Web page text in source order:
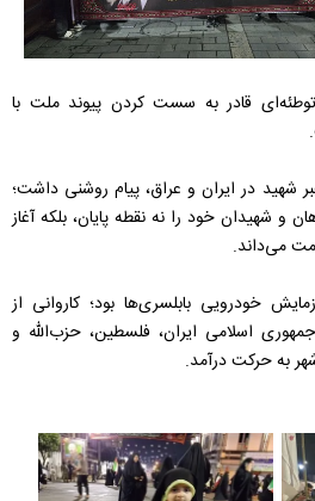
قادر به سست کردن پیوند ملت با
شهید در ایران و عراق، پیام روشنی داشت؛
و شهیدان خود را نه نقطه پایان، بلکه آغاز
می‌داند.
خودرویی بابلسری‌ها بود؛ کاروانی از
اسلامی ایران، فلسطین، حزب‌الله و
به حرکت درآمد.